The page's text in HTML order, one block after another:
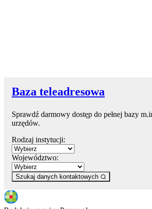
Baza teleadresowa
Sprawdź darmowy dostęp do pełnej bazy
urzędów.
Rodzaj instytucji:
Województwo:
Szukaj danych kontaktowych